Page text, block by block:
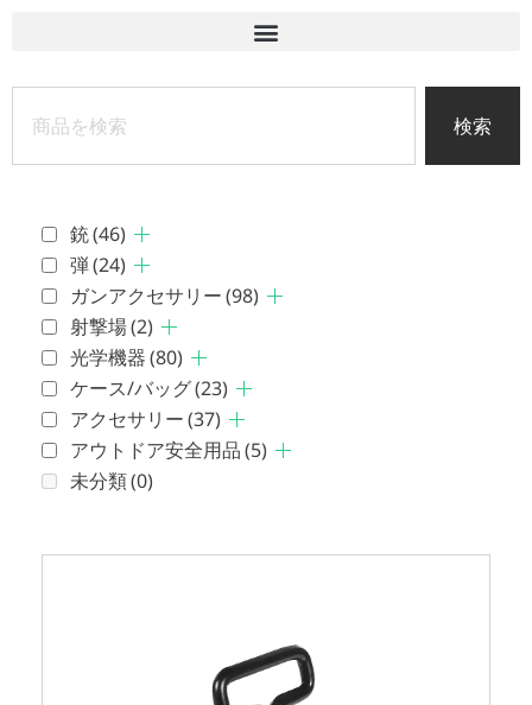
検索
銃(46)
弾(24)
ガンアクセサリー(98)
射撃場(2)
光学機器(80)
ケース/バッグ(23)
アクセサリー(37)
アウトドア安全用品(5)
未分類(0)